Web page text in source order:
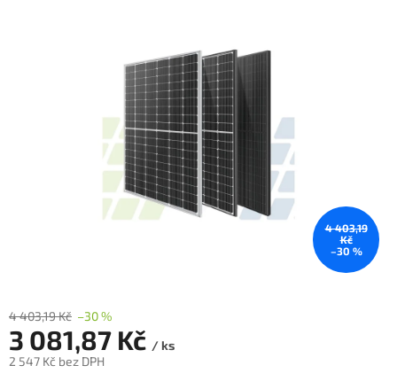
4 403,19
Kč
–30 %
4 403,19 Kč –30 %
3 081,87 Kč / ks
2 547 Kč bez DPH